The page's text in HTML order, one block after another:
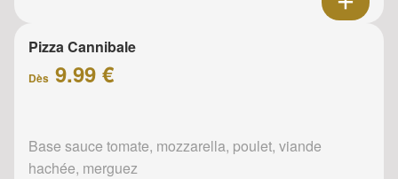
Pizza Cannibale
Dès 9.99 €
Base sauce tomate, mozzarella, poulet, viande
hachée, merguez